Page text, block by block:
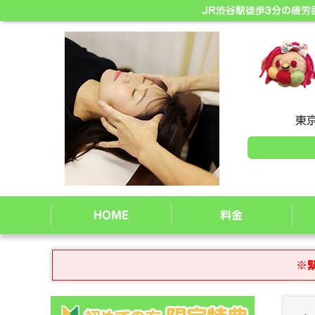
JR渋谷駅徒歩3分の疲労
東
HOME 料金
※